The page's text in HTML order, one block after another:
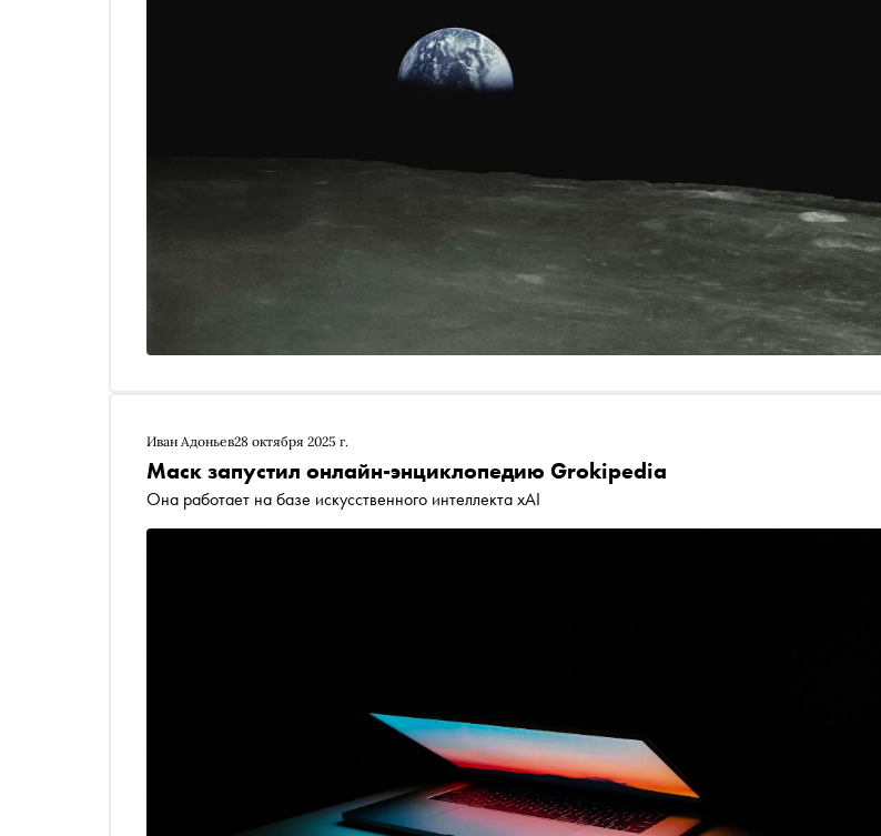
Иван Адоньев28 октября 2025 г.
Маск запустил онлайн-энциклопедию Grokipedia
Она работает на базе искусственного интеллекта xAI